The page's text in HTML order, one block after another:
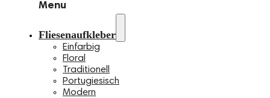
Menu
Fliesenaufkleber
Einfarbig
Floral
Traditionell
Portugiesisch
Modern